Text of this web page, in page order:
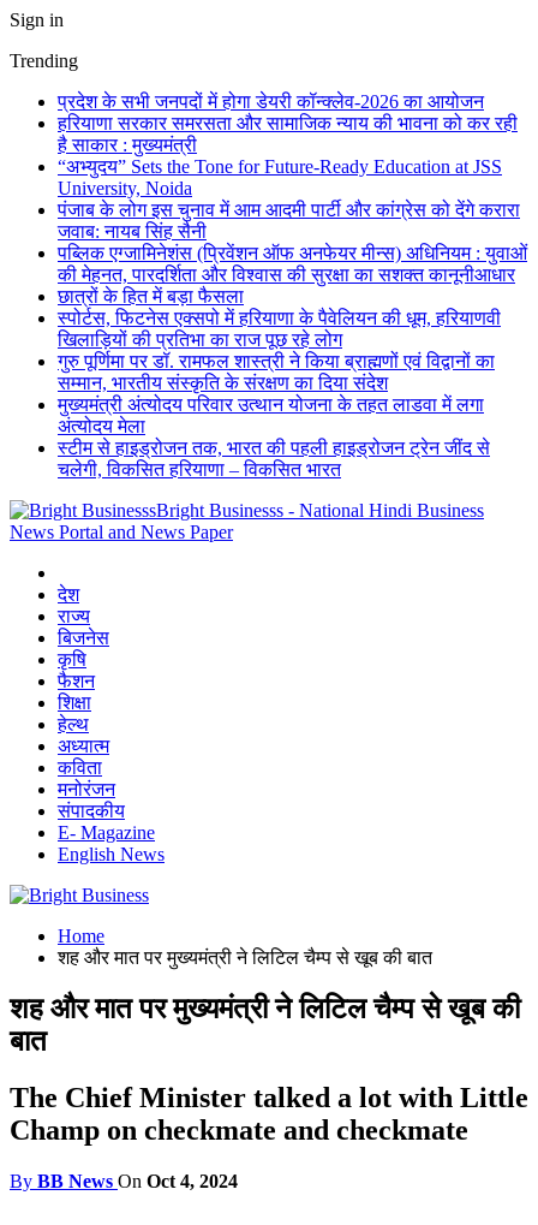
Sign in
Trending
प्रदेश के सभी जनपदों में होगा डेयरी कॉन्क्लेव-2026 का आयोजन
हरियाणा सरकार समरसता और सामाजिक न्याय की भावना को कर रही
है साकार : मुख्यमंत्री
“अभ्युदय” Sets the Tone for Future-Ready Education at JSS
University, Noida
पंजाब के लोग इस चुनाव में आम आदमी पार्टी और कांग्रेस को देंगे करारा
जवाब: नायब सिंह सैनी
पब्लिक एग्जामिनेशंस (प्रिवेंशन ऑफ अनफेयर मीन्स) अधिनियम : युवाओं
की मेहनत, पारदर्शिता और विश्वास की सुरक्षा का सशक्त कानूनीआधार
छात्रों के हित में बड़ा फैसला
स्पोर्टस, फिटनेस एक्सपो में हरियाणा के पैवेलियन की धूम, हरियाणवी
खिलाड़ियों की प्रतिभा का राज पूछ रहे लोग
गुरु पूर्णिमा पर डॉ. रामफल शास्त्री ने किया ब्राह्मणों एवं विद्वानों का
सम्मान, भारतीय संस्कृति के संरक्षण का दिया संदेश
मुख्यमंत्री अंत्योदय परिवार उत्थान योजना के तहत लाडवा में लगा
अंत्योदय मेला
स्टीम से हाइड्रोजन तक, भारत की पहली हाइड्रोजन ट्रेन जींद से
चलेगी, विकसित हरियाणा – विकसित भारत
Bright Businesss - National Hindi Business
News Portal and News Paper
देश
राज्य
बिजनेस
कृषि
फैशन
शिक्षा
हेल्थ
अध्यात्म
कविता
मनोरंजन
संपादकीय
E- Magazine
English News
Home
शह और मात पर मुख्यमंत्री ने लिटिल चैम्प से खूब की बात
शह और मात पर मुख्यमंत्री ने लिटिल चैम्प से खूब की
बात
The Chief Minister talked a lot with Little
Champ on checkmate and checkmate
By BB News On Oct 4, 2024